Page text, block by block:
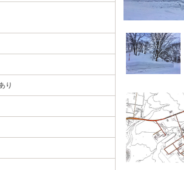
り